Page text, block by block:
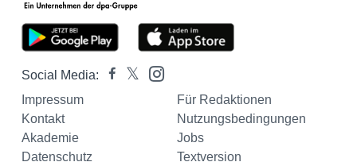
Social Media:
Impressum
Für Redaktionen
Kontakt
Nutzungsbedingungen
Akademie
Jobs
Datenschutz
Textversion